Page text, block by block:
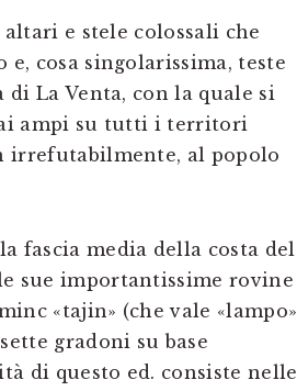
e stele colossali che
cosa singolarissima, teste
La Venta, con la quale si
ampi su tutti i territori
irrefutabilmente, al popolo
fascia media della costa del
sue importantissime rovine
«tajin» (che vale «lampo»
gradoni su base
di questo ed. consiste nelle